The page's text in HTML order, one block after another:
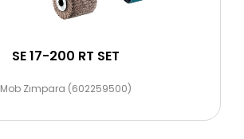
SE 17-200 RT SET
Mob Zımpara (602259500)